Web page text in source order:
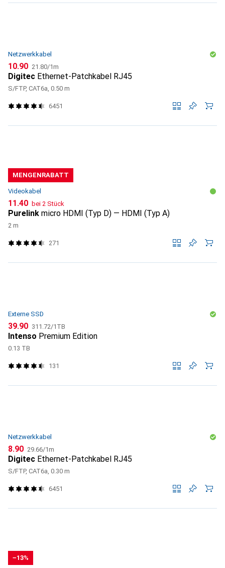
Netzwerkkabel
CHF
10.90 CHF
21.80/1m
Digitec Ethernet-Patchkabel RJ45
S/FTP, CAT6a, 0.50 m
6451
MENGENRABATT
Videokabel
CHF
11.40 bei 2 Stück
Purelink micro HDMI (Typ D) — HDMI (Typ A)
2 m
271
Externe SSD
CHF
39.90 CHF
311.72/1TB
Intenso Premium Edition
0.13 TB
131
Netzwerkkabel
CHF
8.90 CHF
29.66/1m
Digitec Ethernet-Patchkabel RJ45
S/FTP, CAT6a, 0.30 m
6451
−13%